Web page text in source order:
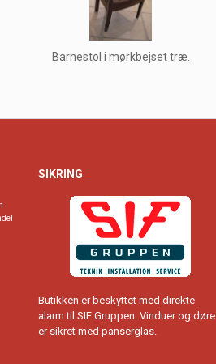
Barnestol i mørkbejset træ.
SIKRING
Butikken er beskyttet med direkte
alarm til SIF Gruppen. Vinduer og døre
er sikret med panserglas.